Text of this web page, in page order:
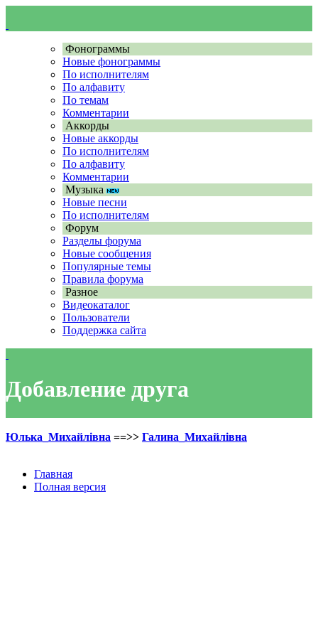
Фонограммы
Новые фонограммы
По исполнителям
По алфавиту
По темам
Комментарии
Аккорды
Новые аккорды
По исполнителям
По алфавиту
Комментарии
Музыка
Новые песни
По исполнителям
Форум
Разделы форума
Новые сообщения
Популярные темы
Правила форума
Разное
Видеокаталог
Пользователи
Поддержка сайта
Добавление друга
Юлька_Михайлівна ==>> Галина_Михайлівна
Главная
Полная версия